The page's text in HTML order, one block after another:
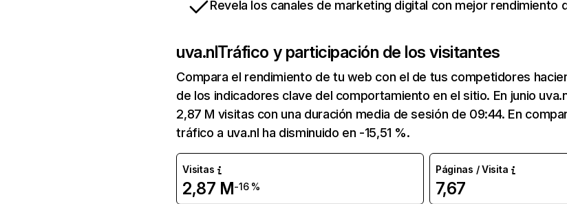
Revela los canales de marketing digital con mejor rendimiento
uva.nlTráfico y participación de los visitantes
Compara el rendimiento de tu web con el de tus competidores
de los indicadores clave del comportamiento en el sitio. En junio
2,87 M visitas con una duración media de sesión de 09:44. En
tráfico a uva.nl ha disminuido en -15,51 %.
Visitas
2,87 M-16 %
Páginas / Visita
7,67